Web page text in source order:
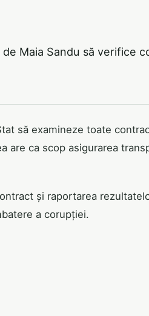
Maia Sandu să verifice
să examineze toate
are ca scop asigurarea
și raportarea
a corupției.